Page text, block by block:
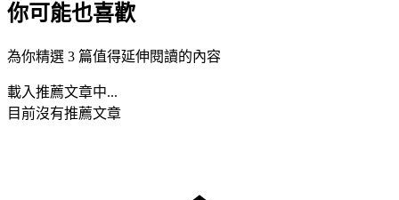
你可能也喜歡
為你精選 3 篇值得延伸閱讀的內容
載入推薦文章中...
目前沒有推薦文章